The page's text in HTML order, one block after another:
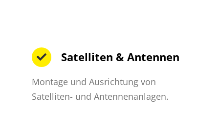
Satelliten & Antennen
Montage und Ausrichtung von
Satelliten- und Antennenanlagen.